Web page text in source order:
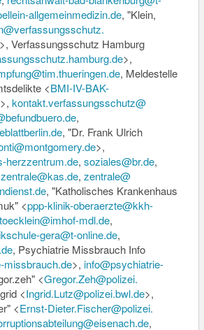
allgemeinmedizin.de, "Klein,
Verfassungsschutz Hamburg
hamburg.de>,
thueringen.de, Meldestelle
<BMI-IV-BAK-
>, kontakt.verfassungsschutz@
,
de, "Dr. Frank Ulrich
>,
herzzentrum.de, soziales@br.de,
zentrale@kas.de, zentrale@
, "Katholisches Krankenhaus
<ppp-klinik-oberaerzte@kkh-
mdl.de,
gera@t-online.de,
, Psychiatrie Missbrauch Info
missbrauch.de>, info@psychiatrie-
<Gregor.Zeh@polizei.
<Ingrid.Lutz@polizei.bwl.de>,
<Ernst-Dieter.Fischer@polizei.
eisenach.de,